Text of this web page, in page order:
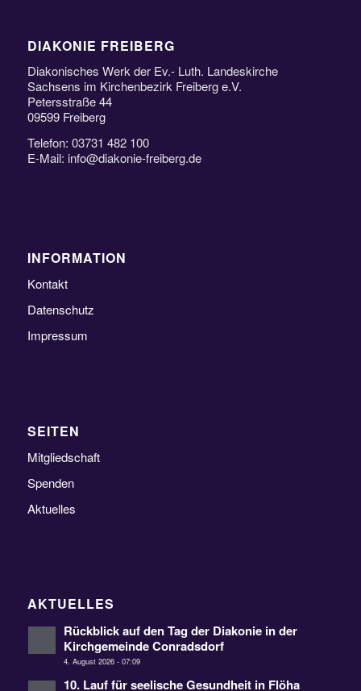
DIAKONIE FREIBERG
Diakonisches Werk der Ev.- Luth. Landeskirche
Sachsens im Kirchenbezirk Freiberg e.V.
Petersstraße 44
09599 Freiberg
Telefon: 03731 482 100
E-Mail: info@diakonie-freiberg.de
INFORMATION
Kontakt
Datenschutz
Impressum
SEITEN
Mitgliedschaft
Spenden
Aktuelles
AKTUELLES
Rückblick auf den Tag der Diakonie in der
Kirchgemeinde Conradsdorf
4. August 2026 - 07:09
10. Lauf für seelische Gesundheit in Flöha